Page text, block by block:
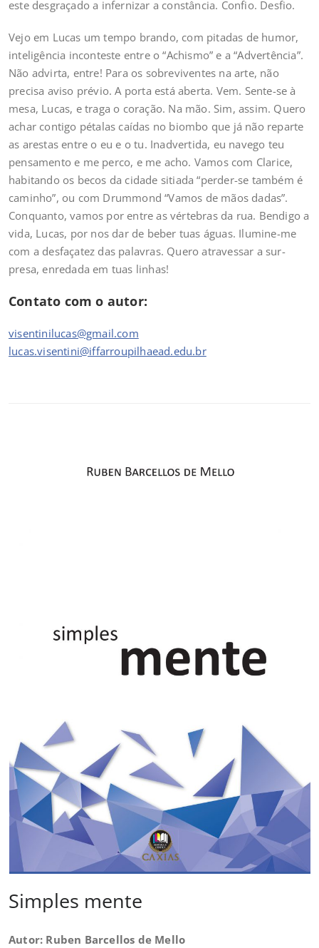
este desgraçado a infernizar a constância. Confio. Desfio.
Vejo em Lucas um tempo brando, com pitadas de humor,
inteligência inconteste entre o “Achismo” e a “Advertência”.
Não advirta, entre! Para os sobreviventes na arte, não
precisa aviso prévio. A porta está aberta. Vem. Sente-se à
mesa, Lucas, e traga o coração. Na mão. Sim, assim. Quero
achar contigo pétalas caídas no biombo que já não reparte
as arestas entre o eu e o tu. Inadvertida, eu navego teu
pensamento e me perco, e me acho. Vamos com Clarice,
habitando os becos da cidade sitiada “perder-se também é
caminho”, ou com Drummond “Vamos de mãos dadas”.
Conquanto, vamos por entre as vértebras da rua. Bendigo a
vida, Lucas, por nos dar de beber tuas águas. Ilumine-me
com a desfaçatez das palavras. Quero atravessar a sur-
presa, enredada em tuas linhas!
Contato com o autor:
visentinilucas@gmail.com
lucas.visentini@iffarroupilhaead.edu.br
Simples mente
Autor: Ruben Barcellos de Mello